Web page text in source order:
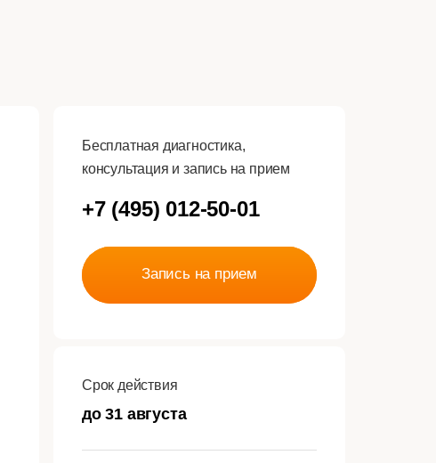
Бесплатная диагностика,
консультация и запись на прием
+7 (495) 012-50-01
Запись на прием
Срок действия
до 31 августа